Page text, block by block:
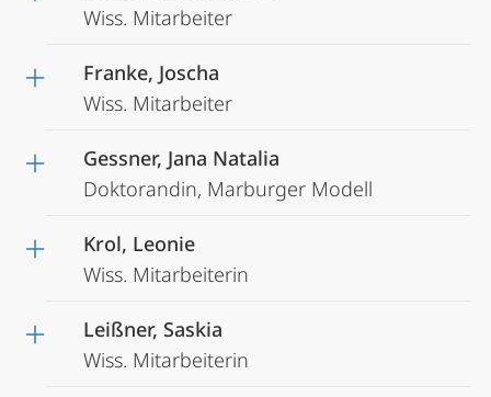
Wiss. Mitarbeiter
Franke, Joscha
Wiss. Mitarbeiter
Gessner, Jana Natalia
Doktorandin, Marburger Modell
Krol, Leonie
Wiss. Mitarbeiterin
Leißner, Saskia
Wiss. Mitarbeiterin